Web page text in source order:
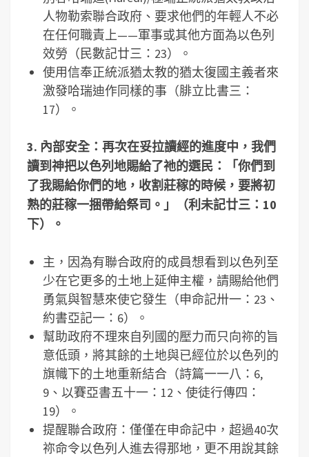
人物勒索聯合政府、要求他們的年輕人不必
在任何職責上——軍事或其他方面為以色列
效勞（民數記廿三：23）。
使用信奉正統派猶太教的猶太復國主義者來
激發哈瑞迪作同樣的事（腓立比書三：
17）。
3. 內部安全：再次在妥拉讀經的進度中，我們
讀到神把以色列地賜給了祂的選民：「你們到
了我賜給你們的地，收割莊稼的時候，要將初
熟的莊稼一捆帶給祭司。」（利未記廿三： 10
下）。
主，因為有聯合政府的成員想看到以色列至
少在它更多的土地上延伸主權，請賜給他們
勇氣與智慧來使它發生（申命記卅一：23、
約書亞記一：6）。
幫助政府不理來自列國的壓力而只向祢的旨
意低頭，將其餘的土地與已經位於以色列的
旗幟下的土地重新結合（詩篇一一八：6,
9、以賽亞書五十一：12、使徒行傳四：
19）。
提醒聯合政府：僅僅在申命記中，超過40次
祢命令以色列人進去得那地，更不用說其餘